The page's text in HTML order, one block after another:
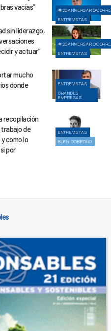
ENTREVISTAS
vacías”
ENTREVISTAS
sin liderazgo,
y actuar”
ENTREVISTAS
GRANDES
EMPRESAS
mucho
donde
ENTREVISTAS
BUEN GOBIERNO
recopilación
de
como lo
por